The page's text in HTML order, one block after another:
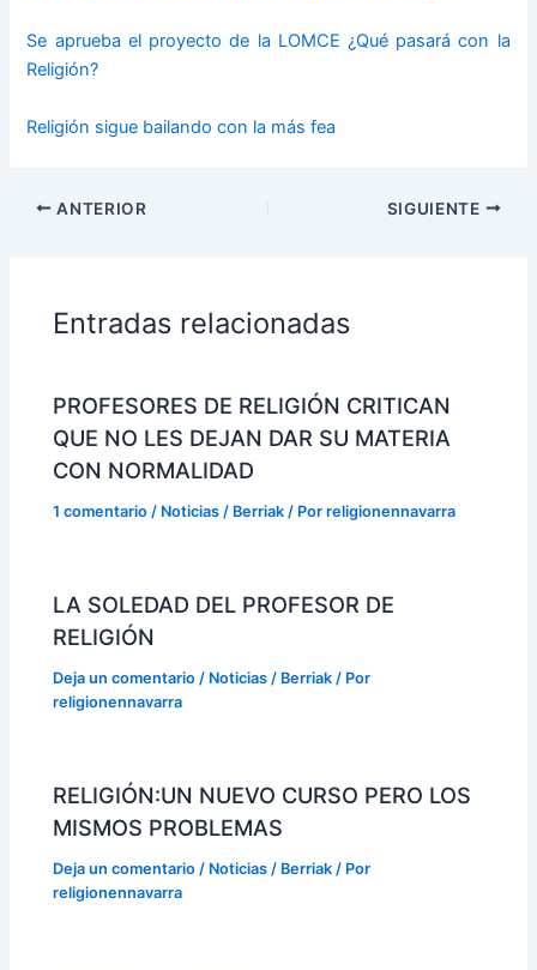
Se aprueba el proyecto de la LOMCE ¿Qué pasará con la
Religión?
Religión sigue bailando con la más fea
ANTERIOR SIGUIENTE
Entradas relacionadas
PROFESORES DE RELIGIÓN CRITICAN
QUE NO LES DEJAN DAR SU MATERIA
CON NORMALIDAD
1 comentario / Noticias / Berriak / Porreligionennavarra
LA SOLEDAD DEL PROFESOR DE
RELIGIÓN
Deja un comentario / Noticias / Berriak / Por
religionennavarra
RELIGIÓN:UN NUEVO CURSO PERO LOS
MISMOS PROBLEMAS
Deja un comentario / Noticias / Berriak / Por
religionennavarra